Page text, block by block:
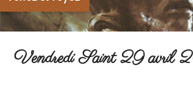
Vendredi Saint 29 avril